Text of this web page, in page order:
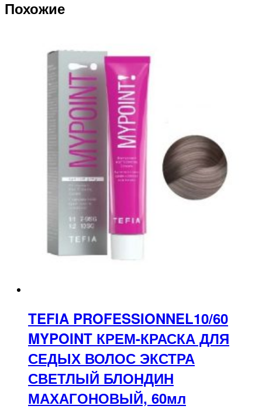
Похожие
TEFIA PROFESSIONNEL10/60
MYPOINT КРЕМ-КРАСКА ДЛЯ
СЕДЫХ ВОЛОС ЭКСТРА
СВЕТЛЫЙ БЛОНДИН
МАХАГОНОВЫЙ, 60мл